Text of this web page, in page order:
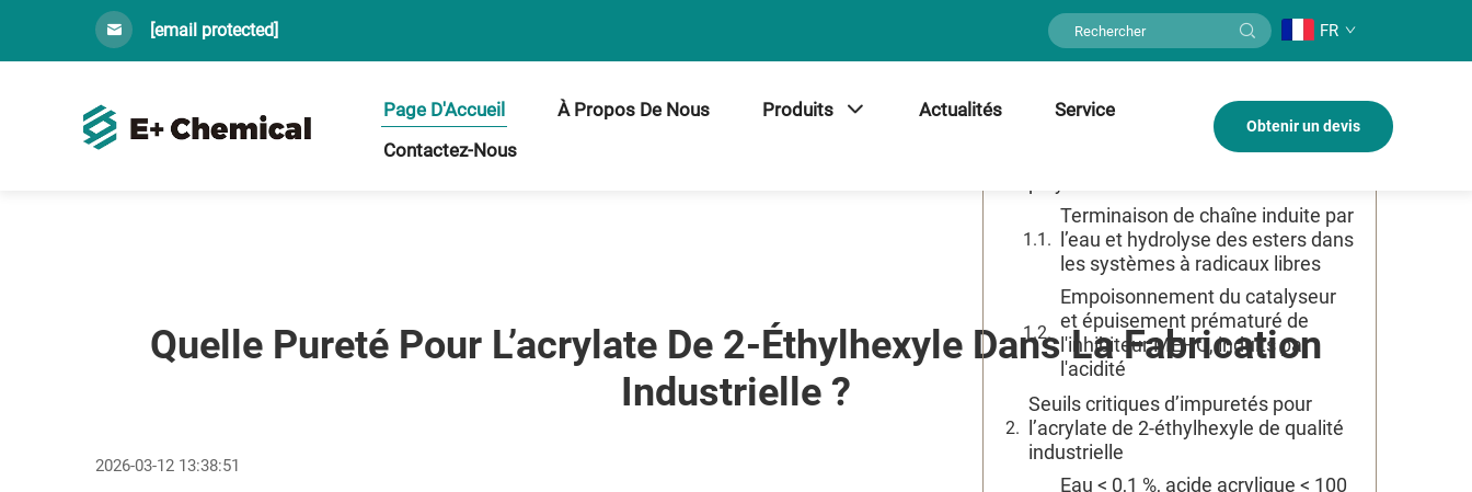
[email protected] FR
Page D'Accueil À Propos De Nous Produits Actualités
Service
Contactez-Nous
Obtenir un devis
Quelle Pureté Pour L’acrylate De 2-Éthylhexyle Dans La Fabrication
Industrielle ?
2026-03-12 13:38:51
Table des matières
Pourquoi la pureté de l’acrylate de 2-
éthylhexyle détermine-t-elle
directement les performances de la
Terminaison de chaîne induite par
l’eau et hydrolyse des esters dans
les systèmes à radicaux libres
Empoisonnement du catalyseur
et épuisement prématuré de
l'inhibiteur MEHQ, induits par
l'acidité
Seuils critiques d’impuretés pour
l’acrylate de 2-éthylhexyle de qualité
industrielle
Eau < 0,1 %, acide acrylique < 100